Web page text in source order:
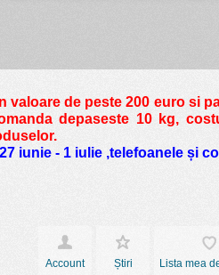
valoare de peste 200 euro si
depaseste 10 kg,
iunie - 1 iulie ,telefoanele și
Account
Știri Lista mea